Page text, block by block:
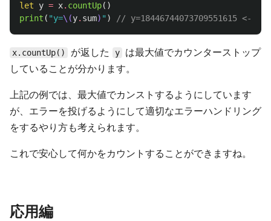
let
y = x. countUp()
print ( "y=\(y. sum) " ) // y=18446744073709551615 <- 最
x.countUp() が返した y
は最大値でカウンターストップ
していることが分かります。
上記の例では、最大値でカンストするようにしています
が、エラーを投げるようにして適切なエラーハンドリング
をするやり方も考えられます。
これで安心して何かをカウントすることができますね。
応用編